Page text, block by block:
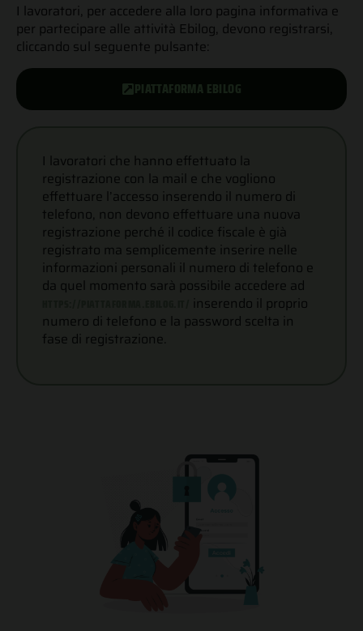
I lavoratori, per accedere alla loro pagina informativa e
per partecipare alle attività Ebilog, devono registrarsi,
cliccando sul seguente pulsante:
PIATTAFORMA EBILOG
I lavoratori che hanno effettuato la
registrazione con la mail e che vogliono
effettuare l’accesso inserendo il numero di
telefono, non devono effettuare una nuova
registrazione perché il codice fiscale è già
registrato ma semplicemente inserire nelle
informazioni personali il numero di telefono e
da quel momento sarà possibile accedere ad
inserendo il proprio
numero di telefono e la password scelta in
fase di registrazione.